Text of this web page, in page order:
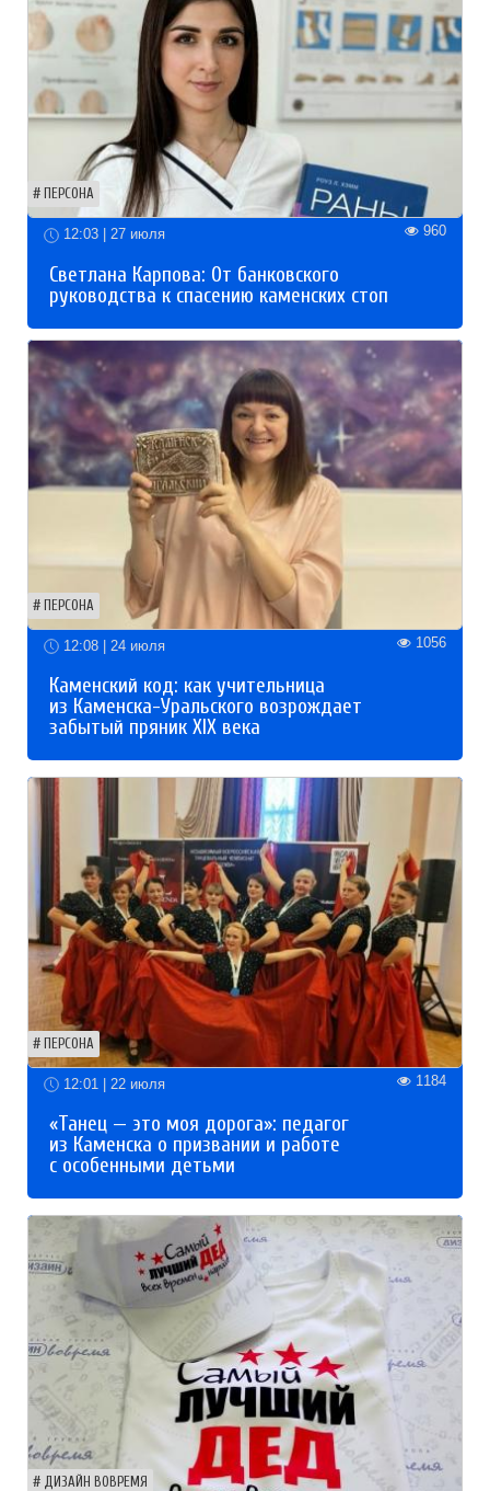
ПЕРСОНА
12:03 | 27 июля 960
Светлана Карпова: От банковского
руководства к спасению каменских стоп
ПЕРСОНА
12:08 | 24 июля 1056
Каменский код: как учительница
из Каменска-Уральского возрождает
забытый пряник XIX века
ПЕРСОНА
12:01 | 22 июля 1184
«Танец — это моя дорога»: педагог
из Каменска о призвании и работе
с особенными детьми
ДИЗАЙН ВОВРЕМЯ